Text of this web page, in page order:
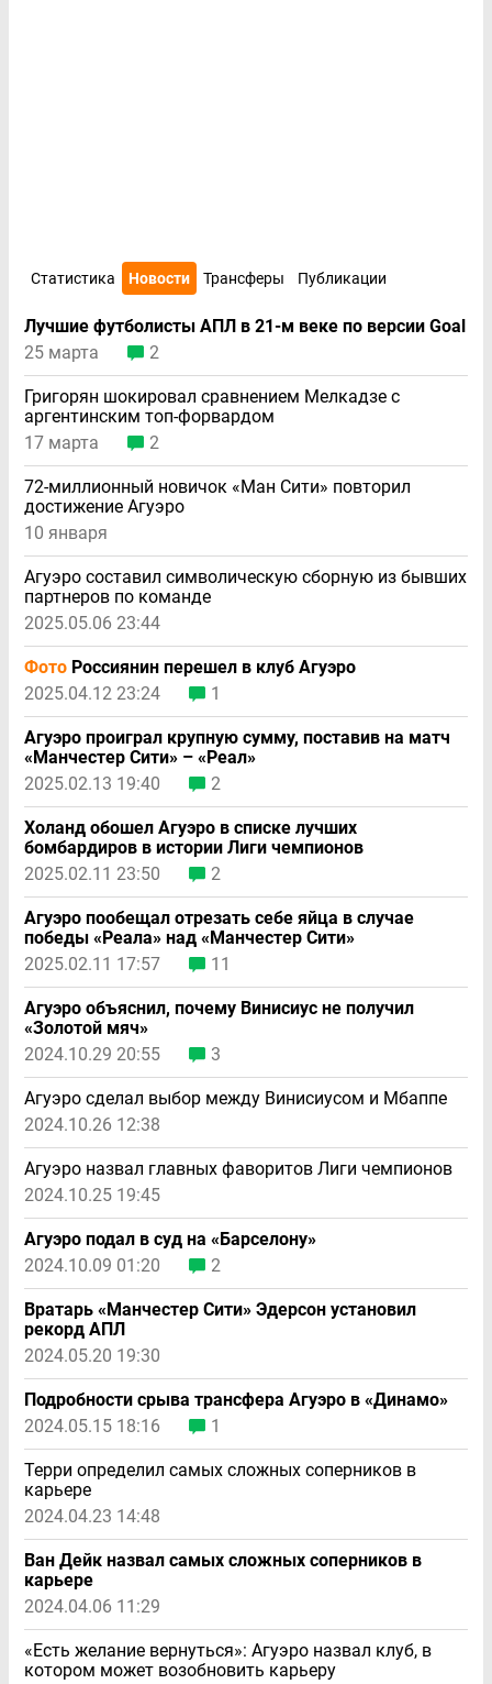
Статистика Новости Трансферы Публикации
Лучшие футболисты АПЛ в 21-м веке по версии Goal
25 марта
2
Григорян шокировал сравнением Мелкадзе с
аргентинским топ-форвардом
17 марта
2
72-миллионный новичок «Ман Сити» повторил
достижение Агуэро
10 января
Агуэро составил символическую сборную из бывших
партнеров по команде
2025.05.06 23:44
Фото Россиянин перешел в клуб Агуэро
2025.04.12 23:24
1
Агуэро проиграл крупную сумму, поставив на матч
«Манчестер Сити» – «Реал»
2025.02.13 19:40
2
Холанд обошел Агуэро в списке лучших
бомбардиров в истории Лиги чемпионов
2025.02.11 23:50
2
Агуэро пообещал отрезать себе яйца в случае
победы «Реала» над «Манчестер Сити»
2025.02.11 17:57
11
Агуэро объяснил, почему Винисиус не получил
«Золотой мяч»
2024.10.29 20:55
3
Агуэро сделал выбор между Винисиусом и Мбаппе
2024.10.26 12:38
Агуэро назвал главных фаворитов Лиги чемпионов
2024.10.25 19:45
Агуэро подал в суд на «Барселону»
2024.10.09 01:20
2
Вратарь «Манчестер Сити» Эдерсон установил
рекорд АПЛ
2024.05.20 19:30
Подробности срыва трансфера Агуэро в «Динамо»
2024.05.15 18:16
1
Терри определил самых сложных соперников в
карьере
2024.04.23 14:48
Ван Дейк назвал самых сложных соперников в
карьере
2024.04.06 11:29
«Есть желание вернуться»: Агуэро назвал клуб, в
котором может возобновить карьеру